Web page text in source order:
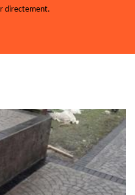
directement.